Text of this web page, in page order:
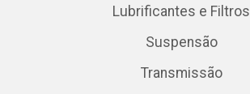
Lubrificantes e Filtros
Suspensão
Transmissão